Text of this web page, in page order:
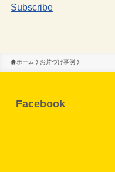
Subscribe
ホーム お片づけ事例
Facebook